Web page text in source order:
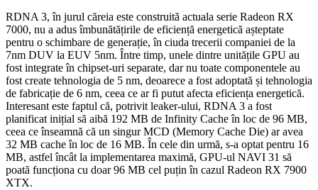
RDNA 3, în jurul căreia este construită actuala serie Radeon RX
7000, nu a adus îmbunătățirile de eficiență energetică așteptate
pentru o schimbare de generație, în ciuda trecerii companiei de la
7nm DUV la EUV 5nm. Între timp, unele dintre unitățile GPU au
fost integrate în chipset-uri separate, dar nu toate componentele au
fost create tehnologia de 5 nm, deoarece a fost adoptată și tehnologia
de fabricație de 6 nm, ceea ce ar fi putut afecta eficiența energetică.
Interesant este faptul că, potrivit leaker-ului, RDNA 3 a fost
planificat inițial să aibă 192 MB de Infinity Cache în loc de 96 MB,
ceea ce înseamnă că un singur MCD (Memory Cache Die) ar avea
32 MB cache în loc de 16 MB. În cele din urmă, s-a optat pentru 16
MB, astfel încât la implementarea maximă, GPU-ul NAVI 31 să
poată funcționa cu doar 96 MB cel puțin în cazul Radeon RX 7900
XTX.